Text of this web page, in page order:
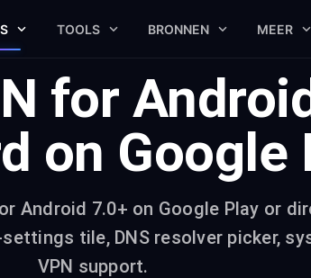
TOOLS BRONNEN MEER
for
on Google
Android 7.0+ on Google Play or
tile, DNS resolver picker,
VPN support.